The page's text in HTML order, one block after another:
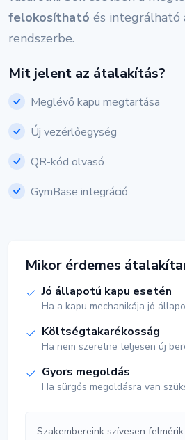
felokosítható és integrálható
rendszerbe.
Mit jelent az átalakítás?
Meglévő kapu megtartása
Új vezérlőegység
QR-kód olvasó
GymBase integráció
Mikor érdemes
Jó állapotú kapu esetén
Ha a kapu mechanikája jó
Költségtakarékosság
Ha nem szeretne teljesen új
Gyors megoldás
Ha sürgős megoldásra van
Szakembereink szívesen